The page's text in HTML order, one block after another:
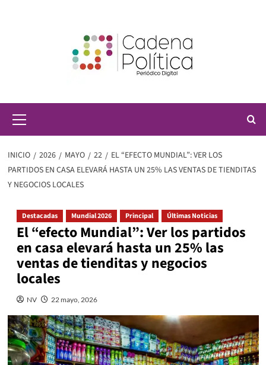
principal
INICIO 2026 MAYO 22
EL “EFECTO MUNDIAL”: VER LOS
PARTIDOS EN CASA ELEVARÁ HASTA UN 25% LAS VENTAS DE TIENDITAS
Y NEGOCIOS LOCALES
Destacadas Mundial 2026 Principal Últimas Noticias
El “efecto Mundial”: Ver los partidos
en casa elevará hasta un 25% las
ventas de tienditas y negocios
locales
NV 22 mayo, 2026